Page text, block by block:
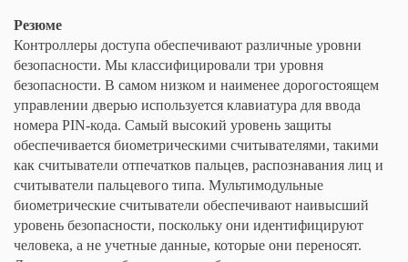
Резюме
Контроллеры доступа обеспечивают различные уровни
безопасности. Мы классифицировали три уровня
безопасности. В самом низком и наименее дорогостоящем
управлении дверью используется клавиатура для ввода
номера PIN-кода. Самый высокий уровень защиты
обеспечивается биометрическими считывателями, такими
как считыватели отпечатков пальцев, распознавания лиц и
считыватели пальцевого типа. Мультимодульные
биометрические считыватели обеспечивают наивысший
уровень безопасности, поскольку они идентифицируют
человека, а не учетные данные, которые они переносят.